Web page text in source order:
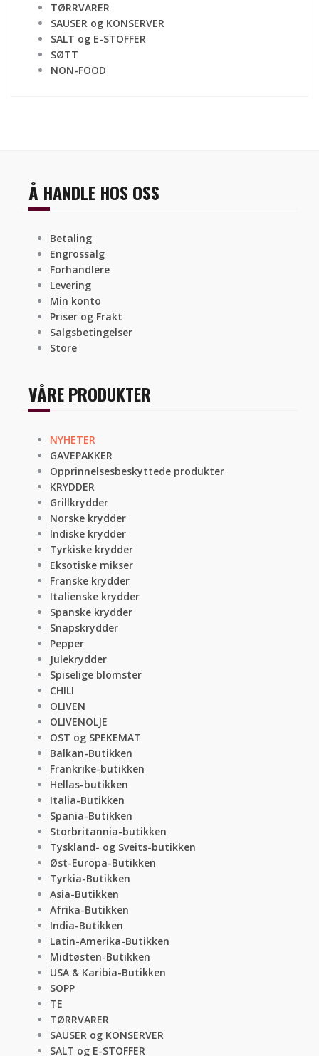
TØRRVARER
SAUSER og KONSERVER
SALT og E-STOFFER
SØTT
NON-FOOD
Å HANDLE HOS OSS
Betaling
Engrossalg
Forhandlere
Levering
Min konto
Priser og Frakt
Salgsbetingelser
Store
VÅRE PRODUKTER
NYHETER
GAVEPAKKER
Opprinnelsesbeskyttede produkter
KRYDDER
Grillkrydder
Norske krydder
Indiske krydder
Tyrkiske krydder
Eksotiske mikser
Franske krydder
Italienske krydder
Spanske krydder
Snapskrydder
Pepper
Julekrydder
Spiselige blomster
CHILI
OLIVEN
OLIVENOLJE
OST og SPEKEMAT
Balkan-Butikken
Frankrike-butikken
Hellas-butikken
Italia-Butikken
Spania-Butikken
Storbritannia-butikken
Tyskland- og Sveits-butikken
Øst-Europa-Butikken
Tyrkia-Butikken
Asia-Butikken
Afrika-Butikken
India-Butikken
Latin-Amerika-Butikken
Midtøsten-Butikken
USA & Karibia-Butikken
SOPP
TE
TØRRVARER
SAUSER og KONSERVER
SALT og E-STOFFER